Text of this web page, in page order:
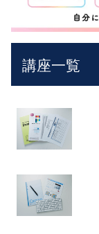
講座一覧